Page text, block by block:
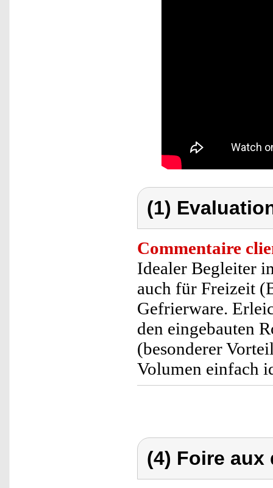
(1)
Commentaire
Idealer Begleiter
auch für Freizeit
Gefrierware.
den eingebauten
(besonderer
Volumen einfach
(4) Foire